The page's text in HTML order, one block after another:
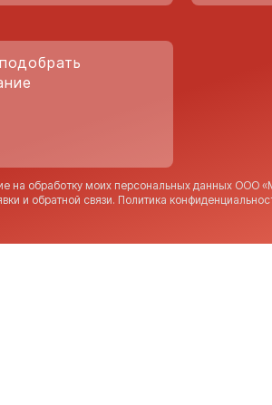
на обработку моих персональных данных
и обратной связи. Политика